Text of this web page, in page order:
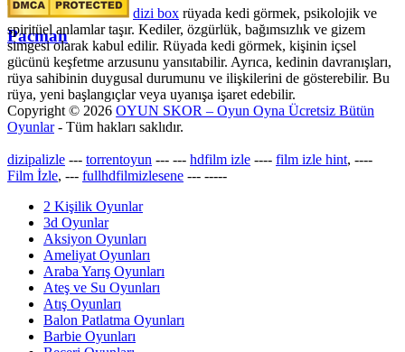
Pacman
dizi box rüyada kedi görmek​, psikolojik ve
spiritüel anlamlar taşır. Kediler, özgürlük, bağımsızlık ve gizem
simgesi olarak kabul edilir. Rüyada kedi görmek, kişinin içsel
gücünü keşfetme arzusunu yansıtabilir. Ayrıca, kedinin davranışları,
rüya sahibinin duygusal durumunu ve ilişkilerini de gösterebilir. Bu
rüya, yeni başlangıçlar veya uyanışa işaret edebilir.
Copyright © 2026 OYUN SKOR – Oyun Oyna Ücretsiz Bütün
Oyunlar- Tüm hakları saklıdır.
dizipalizle --- torrentoyun --- --- hdfilm izle ---- film izle hint, ----
Film İzle, --- fullhdfilmizlesene --- -----
2 Kişilik Oyunlar
3d Oyunlar
Aksiyon Oyunları
Ameliyat Oyunları
Araba Yarış Oyunları
Ateş ve Su Oyunları
Atış Oyunları
Balon Patlatma Oyunları
Barbie Oyunları